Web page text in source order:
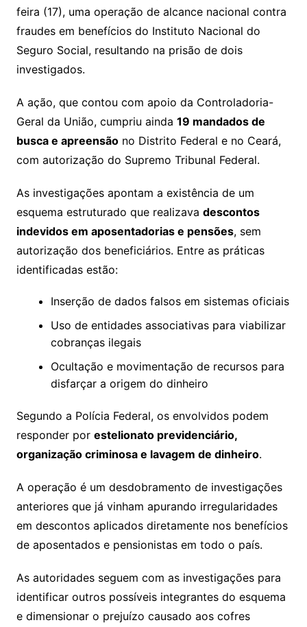
feira (17), uma operação de alcance nacional contra
fraudes em benefícios do Instituto Nacional do
Seguro Social, resultando na prisão de dois
investigados.
A ação, que contou com apoio da Controladoria-
Geral da União, cumpriu ainda 19 mandados de
busca e apreensãono Distrito Federal e no Ceará,
com autorização do Supremo Tribunal Federal.
As investigações apontam a existência de um
esquema estruturado que realizava descontos
indevidos em aposentadorias e pensões, sem
autorização dos beneficiários. Entre as práticas
identificadas estão:
Inserção de dados falsos em sistemas oficiais
Uso de entidades associativas para viabilizar
cobranças ilegais
Ocultação e movimentação de recursos para
disfarçar a origem do dinheiro
Segundo a Polícia Federal, os envolvidos podem
responder por estelionato previdenciário,
organização criminosa e lavagem de dinheiro.
A operação é um desdobramento de investigações
anteriores que já vinham apurando irregularidades
em descontos aplicados diretamente nos benefícios
de aposentados e pensionistas em todo o país.
As autoridades seguem com as investigações para
identificar outros possíveis integrantes do esquema
e dimensionar o prejuízo causado aos cofres